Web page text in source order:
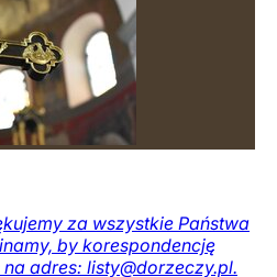
za wszystkie Państwa
by korespondencję
adres: listy@dorzeczy.pl.